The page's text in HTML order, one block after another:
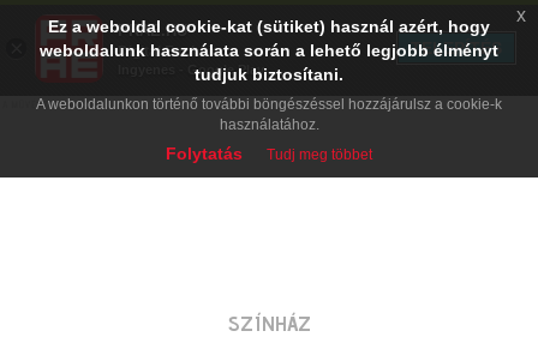
SZÍNHÁZ
Ez a weboldal cookie-kat (sütiket) használ azért, hogy
weboldalunk használata során a lehető legjobb élményt
tudjuk biztosítani.
A weboldalunkon történő további böngészéssel hozzájárulsz a cookie-k
használatához.
Folytatás Tudj meg többet
x
PRAE.HU
Digital Evolution
Ingyenes - Google Play
TELEPÍTÉS